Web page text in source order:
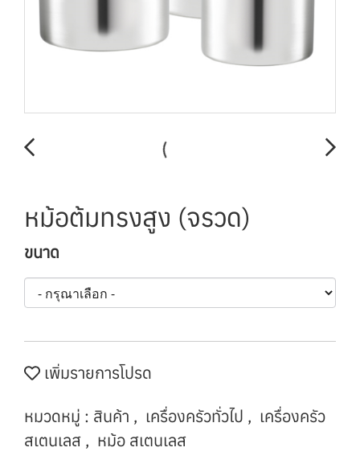
หม้อต้มทรงสูง (จรวด)
ขนาด
เพิ่มรายการโปรด
หมวดหมู่ : สินค้า , เครื่องครัวทั่วไป , เครื่องครัว
สเตนเลส , หม้อ สเตนเลส